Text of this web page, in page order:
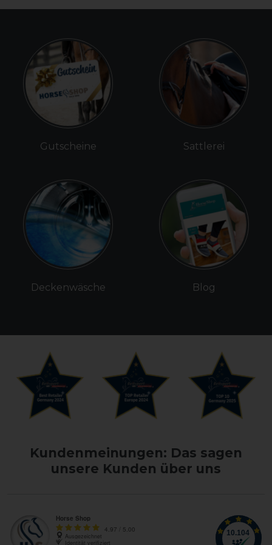
Gutscheine
Deckenwäsche
Sattlerei
Blog
Kundenmeinungen: Das sagen
unsere Kunden über uns